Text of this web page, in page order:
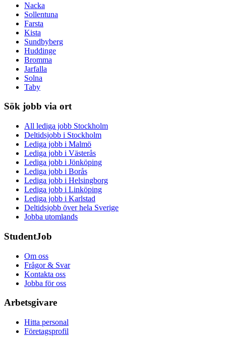
Nacka
Sollentuna
Farsta
Kista
Sundbyberg
Huddinge
Bromma
Jarfalla
Solna
Taby
Sök jobb via ort
All lediga jobb Stockholm
Deltidsjobb i Stockholm
Lediga jobb i Malmö
Lediga jobb i Västerås
Lediga jobb i Jönköping
Lediga jobb i Borås
Lediga jobb i Helsingborg
Lediga jobb i Linköping
Lediga jobb i Karlstad
Deltidsjobb över hela Sverige
Jobba utomlands
StudentJob
Om oss
Frågor & Svar
Kontakta oss
Jobba för oss
Arbetsgivare
Hitta personal
Företagsprofil